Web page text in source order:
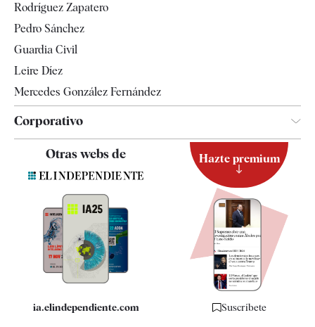
Televisión
Rodríguez Zapatero
Pedro Sánchez
Guardia Civil
Leire Díez
Mercedes González Fernández
Corporativo
Contacto
Quiénes somos
Especificaciones
Otras webs de
ia.elindependiente.com
Hazte premium
Suscríbete